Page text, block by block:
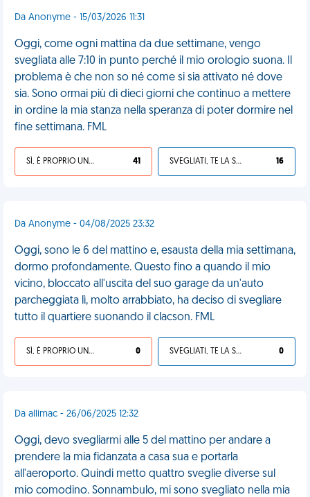
Da Anonyme - 15/03/2026 11:31
Oggi, come ogni mattina da due settimane, vengo
svegliata alle 7:10 in punto perché il mio orologio suona. Il
problema è che non so né come si sia attivato né dove
sia. Sono ormai più di dieci giorni che continuo a mettere
in ordine la mia stanza nella speranza di poter dormire nel
fine settimana. FML
SÌ, È PROPRIO UNA VDM! 41 SVEGLIATI, TE LA SEI CERCATA! 16
Da Anonyme - 04/08/2025 23:32
Oggi, sono le 6 del mattino e, esausta della mia settimana,
dormo profondamente. Questo fino a quando il mio
vicino, bloccato all'uscita del suo garage da un'auto
parcheggiata lì, molto arrabbiato, ha deciso di svegliare
tutto il quartiere suonando il clacson. FML
SÌ, È PROPRIO UNA VDM! 0 SVEGLIATI, TE LA SEI CERCATA! 0
Da allimac - 26/06/2025 12:32
Oggi, devo svegliarmi alle 5 del mattino per andare a
prendere la mia fidanzata a casa sua e portarla
all'aeroporto. Quindi metto quattro sveglie diverse sul
mio comodino. Sonnambulo, mi sono svegliato nella mia